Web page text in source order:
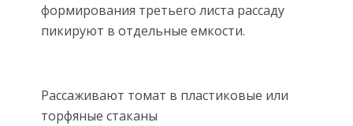
формирования третьего листа рассаду
пикируют в отдельные емкости.
Рассаживают томат в пластиковые или
торфяные стаканы